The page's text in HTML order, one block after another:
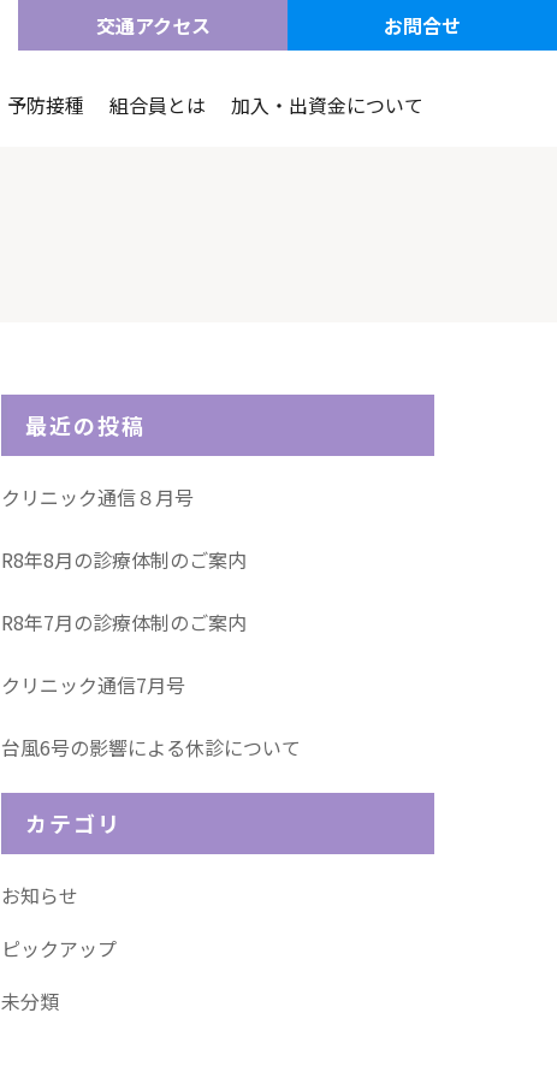
交通アクセス お問合せ
予防接種 組合員とは 加入・出資金について
最近の投稿
クリニック通信８月号
R8年8月の診療体制のご案内
R8年7月の診療体制のご案内
クリニック通信7月号
台風6号の影響による休診について
カテゴリ
お知らせ
ピックアップ
未分類